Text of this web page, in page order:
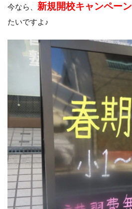
今なら、 新規開校キャンペーン
たいですよ♪